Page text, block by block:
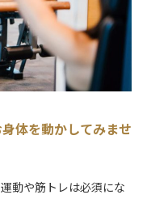
体を動かしてみませ
動や筋トレは必須にな